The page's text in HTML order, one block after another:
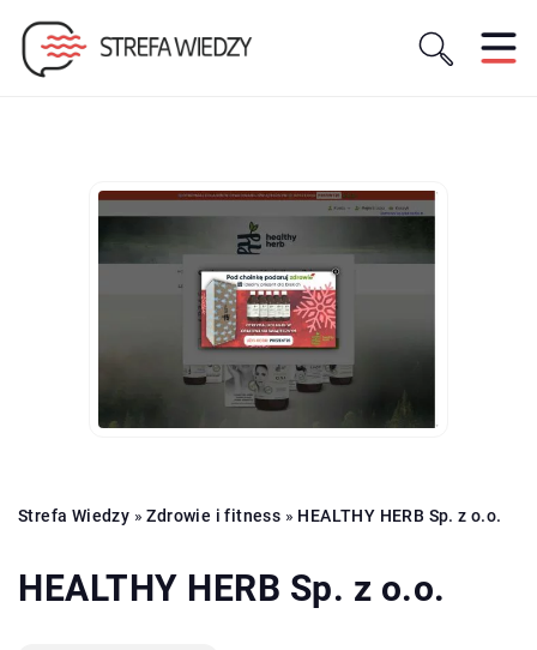
Strefa Wiedzy »Zdrowie i fitness » HEALTHY HERB Sp. z o.o.
HEALTHY HERB Sp. z o.o.